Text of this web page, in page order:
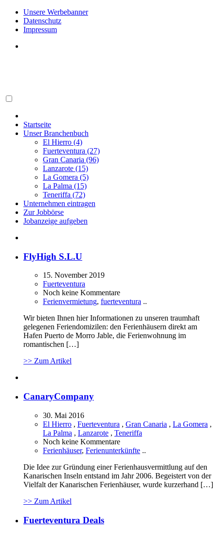
Unsere Werbebanner
Datenschutz
Impressum
Startseite
Unser Branchenbuch
El Hierro (4)
Fuerteventura (27)
Gran Canaria (96)
Lanzarote (15)
La Gomera (5)
La Palma (15)
Teneriffa (72)
Unternehmen eintragen
Zur Jobbörse
Jobanzeige aufgeben
FlyHigh S.L.U
15. November 2019
Fuerteventura
Noch keine Kommentare
Ferienvermietung, fuerteventura ..
Wir bieten Ihnen hier Informationen zu unseren traumhaft
gelegenen Feriendomizilen: den Ferienhäusern direkt am
Hafen Puerto de Morro Jable, die Ferienwohnung im
romantischen […]
>> Zum Artikel
CanaryCompany
30. Mai 2016
El Hierro , Fuerteventura , Gran Canaria , La Gomera ,
La Palma , Lanzarote , Teneriffa
Noch keine Kommentare
Ferienhäuser, Ferienunterkünfte ..
Die Idee zur Gründung einer Ferienhausvermittlung auf den
Kanarischen Inseln entstand im Jahr 2006. Begeistert von der
Vielfalt der Kanarischen Ferienhäuser, wurde kurzerhand […]
>> Zum Artikel
Fuerteventura Deals